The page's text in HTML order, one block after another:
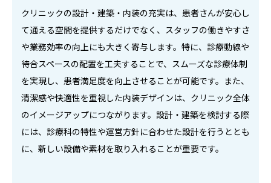
クリニックの設計・建築・内装の充実は、患者さんが安心し
て通える空間を提供するだけでなく、スタッフの働きやすさ
や業務効率の向上にも大きく寄与します。特に、診療動線や
待合スペースの配置を工夫することで、スムーズな診療体制
を実現し、患者満足度を向上させることが可能です。また、
清潔感や快適性を重視した内装デザインは、クリニック全体
のイメージアップにつながります。設計・建築を検討する際
には、診療科の特性や運営方針に合わせた設計を行うととも
に、新しい設備や素材を取り入れることが重要です。